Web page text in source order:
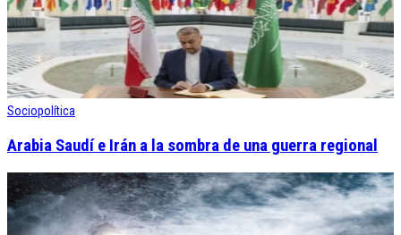
Sociopolítica
Arabia Saudí e Irán a la sombra de una guerra regional